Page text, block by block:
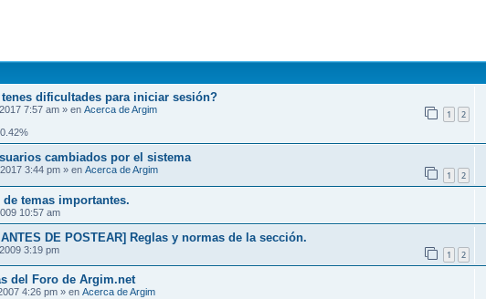
dificultades para iniciar sesión?
7:57 am » en Acerca de Argim 1 2
cambiados por el sistema
3:44 pm » en Acerca de Argim 1 2
temas importantes.
10:57 am
ANTES DE POSTEAR] Reglas y normas de la sección.
3:19 pm 1 2
del Foro de Argim.net
4:26 pm » en Acerca de Argim